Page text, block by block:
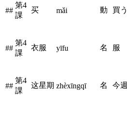
##
第4
課
买 mǎi 動 買う
##
第4
課
衣服 yīfu 名 服
##
第4
課
这星期 zhèxīngqī 名 今週